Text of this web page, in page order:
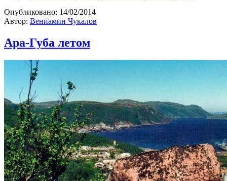
Опубликовано: 14/02/2014
Автор: Вениамин Чукалов
Ара-Губа летом